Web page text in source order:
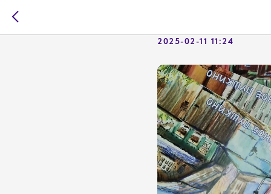
2025-02-11 11:24